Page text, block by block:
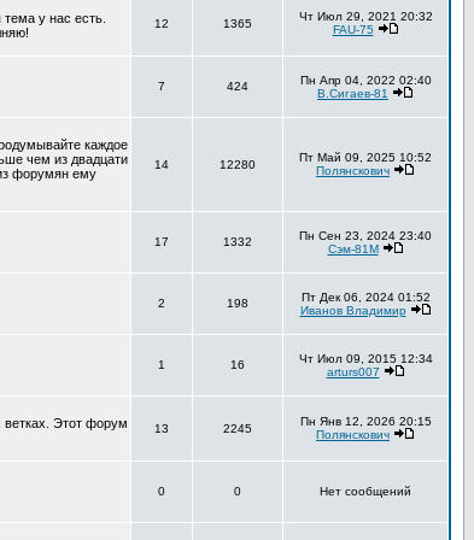
у нас есть.
12 1365
Чт Июл 29, 2021 20:32
FAU-75
7 424
Пн Апр 04, 2022 02:40
В.Сигаев-81
каждое
чем из двадцати
форумян ему
14 12280
Пт Май 09, 2025 10:52
Полянскович
17 1332
Пн Сен 23, 2024 23:40
Сэм-81М
2 198
Пт Дек 06, 2024 01:52
Иванов Владимир
1 16
Чт Июл 09, 2015 12:34
arturs007
ветках. Этот форум
13 2245
Пн Янв 12, 2026 20:15
Полянскович
0 0 Нет сообщений